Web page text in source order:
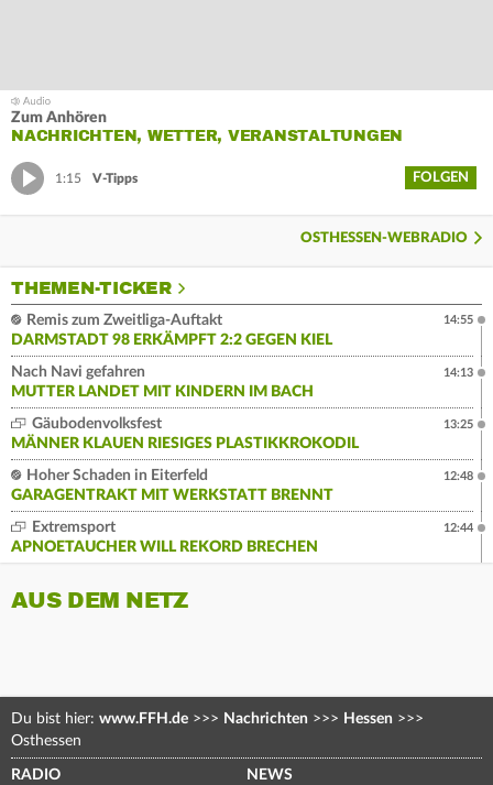
Zum Anhören
NACHRICHTEN, WETTER, VERANSTALTUNGEN
1:15 V-Tipps FOLGEN
OSTHESSEN-WEBRADIO
THEMEN-TICKER
Remis zum Zweitliga-Auftakt
DARMSTADT 98 ERKÄMPFT 2:2 GEGEN KIEL
14:55
Nach Navi gefahren
MUTTER LANDET MIT KINDERN IM BACH
14:13
Gäubodenvolksfest
MÄNNER KLAUEN RIESIGES PLASTIKKROKODIL
13:25
Hoher Schaden in Eiterfeld
GARAGENTRAKT MIT WERKSTATT BRENNT
12:48
Extremsport
APNOETAUCHER WILL REKORD BRECHEN
12:44
AUS DEM NETZ
Du bist hier: www.FFH.de >>> Nachrichten >>> Hessen >>>
Osthessen
RADIO NEWS